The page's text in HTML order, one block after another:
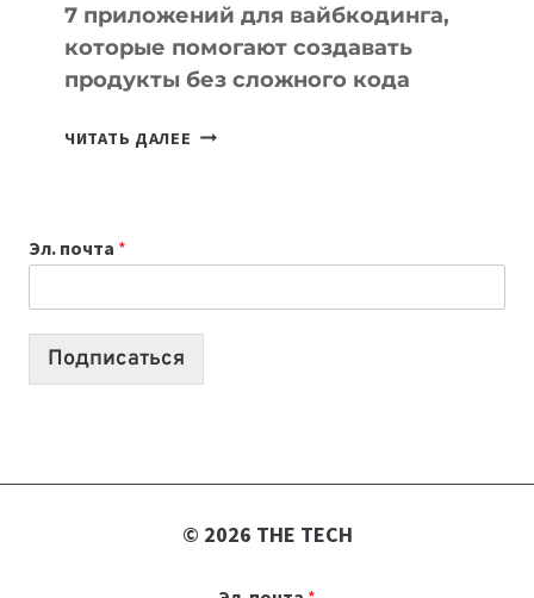
7 приложений для вайбкодинга,
которые помогают создавать
продукты без сложного кода
ЧИТАТЬ ДАЛЕЕ 7
СОЗДАВАТЬ
ПРОДУКТЫ
Эл. почта *
Подписаться
© 2026 THE TECH